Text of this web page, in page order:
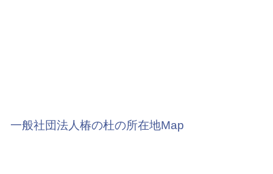
一般社団法人椿の杜の所在地Map